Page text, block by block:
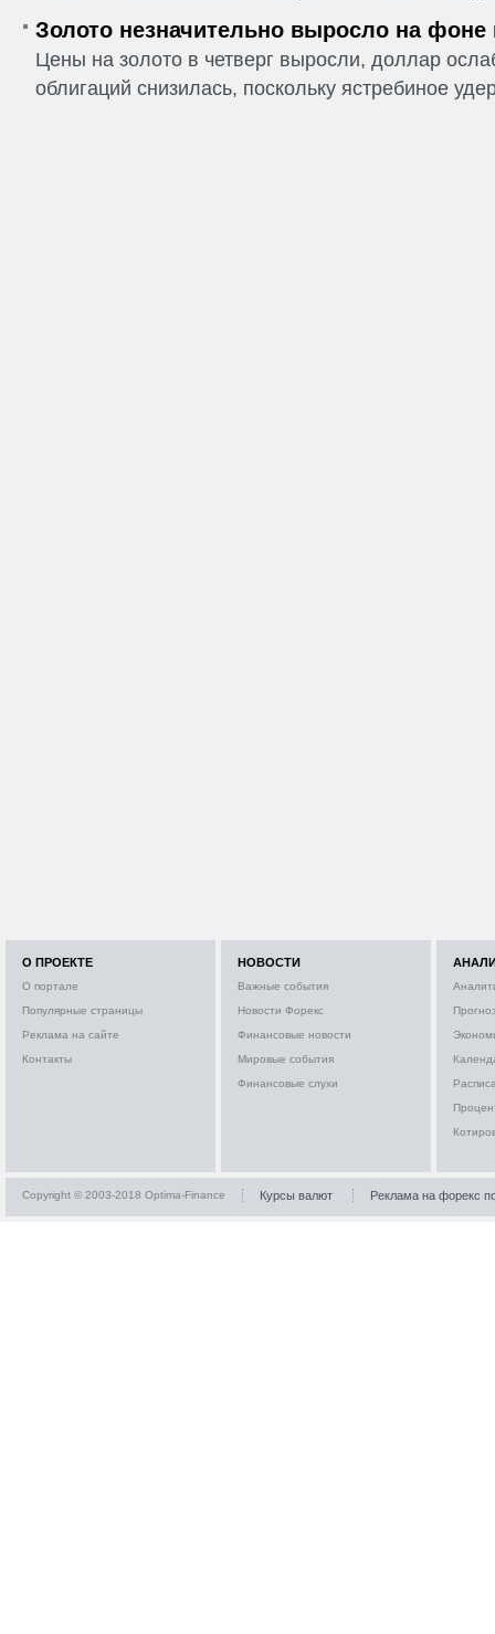
Золото незначительно выросло на фоне
Цены на золото в четверг выросли, доллар
облигаций снизилась, поскольку ястребиное
О ПРОЕКТЕ
О портале
Популярные страницы
Реклама на сайте
Контакты
НОВОСТИ
Важные события
Новости Форекс
Финансовые новости
Мировые события
Финансовые слухи
Copyright © 2003-2018 Optima-Finance Курсы валют Реклама на форекс